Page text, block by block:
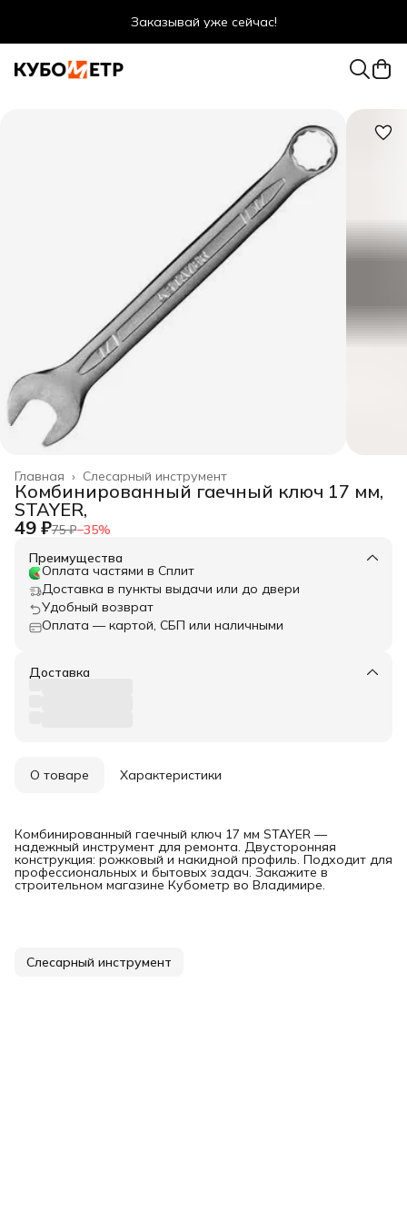
Заказывай уже сейчас!
Оптовые цены даже для физ. лиц
Слесарный инструмент
Главная ›
Комбинированный гаечный ключ 17 мм,
STAYER,
49 ₽75 ₽−35%
Преимущества
Оплата частями в Сплит
Доставка в пункты выдачи или до двери
Удобный возврат
Оплата — картой, СБП или наличными
Доставка
О товаре Характеристики
Комбинированный гаечный ключ 17 мм STAYER —
надежный инструмент для ремонта. Двусторонняя
конструкция: рожковый и накидной профиль. Подходит для
профессиональных и бытовых задач. Закажите в
строительном магазине Кубометр во Владимире.
Слесарный инструмент